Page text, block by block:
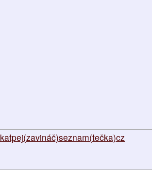
katpej(zavináč)seznam(tečka)cz